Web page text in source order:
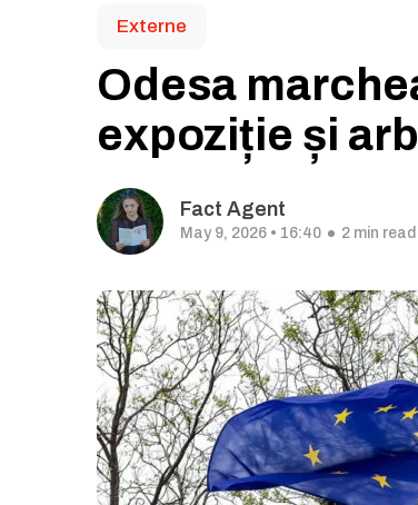
Externe
Odesa
expoziție și
Fact Agent
May 9, 2026 • 16:40 2 min read